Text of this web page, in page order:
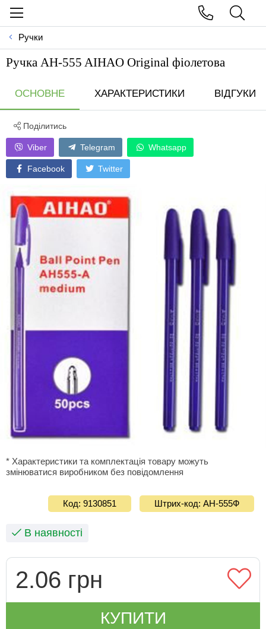
Ручки
Ручка AH-555 AIHAO Original фіолетова
ОСНОВНЕ ХАРАКТЕРИСТИКИ ВІДГУКИ
Поділитись
Viber Telegram Whatsapp
Facebook Twitter
* Характеристики та комплектація товару можуть
змінюватися виробником без повідомлення
Код: 9130851 Штрих-код: AH-555Ф
В наявності
2.06 грн
КУПИТИ